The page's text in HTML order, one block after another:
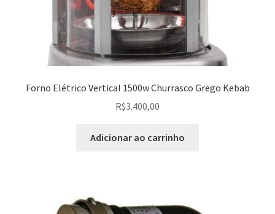
Forno Elétrico Vertical 1500w Churrasco Grego Kebab
R$3.400,00
Adicionar ao carrinho